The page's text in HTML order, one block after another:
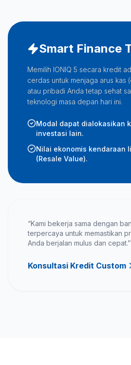
Smart Finance
Memilih IONIQ 5 secara kredit
cerdas untuk menjaga arus kas
atau pribadi Anda tetap sehat
teknologi masa depan hari ini.
Modal dapat dialokasikan
investasi lain.
Nilai ekonomis kendaraan
(Resale Value).
“Kami bekerja sama dengan
terpercaya untuk memastikan
Anda berjalan mulus dan cepat.”
Konsultasi Kredit Custom